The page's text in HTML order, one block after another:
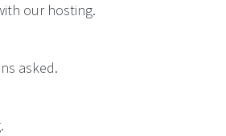
our hosting.
asked.